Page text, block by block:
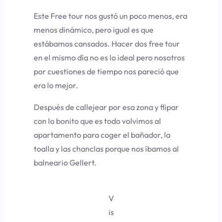
Este Free tour nos gustó un poco menos, era
menos dinámico, pero igual es que
estábamos cansados. Hacer dos free tour
en el mismo día no es lo ideal pero nosotros
por cuestiones de tiempo nos pareció que
era lo mejor.
Después de callejear por esa zona y flipar
con lo bonito que es todo volvimos al
apartamento para coger el bañador, la
toalla y las chanclas porque nos íbamos al
balneario Gellert.
V
is